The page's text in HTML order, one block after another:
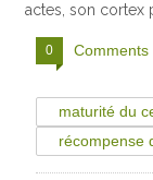
actes, son cortex
0 Comments
maturité du
récompense